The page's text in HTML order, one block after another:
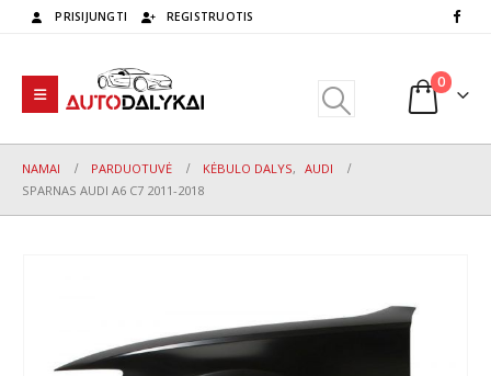
PRISIJUNGTI REGISTRUOTIS
0
NAMAI PARDUOTUVĖ KĖBULO DALYS, AUDI
SPARNAS AUDI A6 C7 2011-2018